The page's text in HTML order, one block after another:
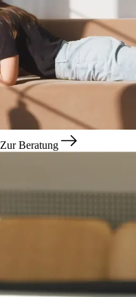
Zur Beratung